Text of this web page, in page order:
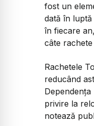
fost un
dată în
în fiecare
câte
Rachetele
reducând
privire la
notează